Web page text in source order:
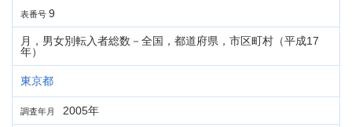
表番号 9
月，男女別転入者総数－全国，都道府県，市区町村（平成17
年）
東京都
調査年月 2005年